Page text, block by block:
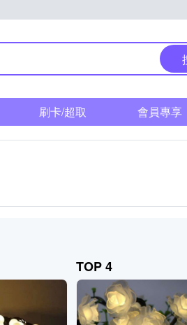
刷卡/超取 會員專享
TOP 4